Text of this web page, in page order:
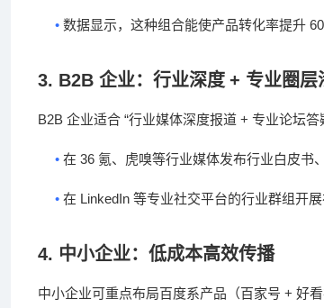
• 数据显示，这种组合能使产品转化率提升
3. B2B 企业：行业深度 + 专业圈层
B2B 企业适合 “行业媒体深度报道 + 专业论坛答
• 在 36 氪、虎嗅等行业媒体发布行业白皮书
• 在 LinkedIn 等专业社交平台的行业群组开
4. 中小企业：低成本高效传播
中小企业可重点布局百度系产品（百家号 + 好